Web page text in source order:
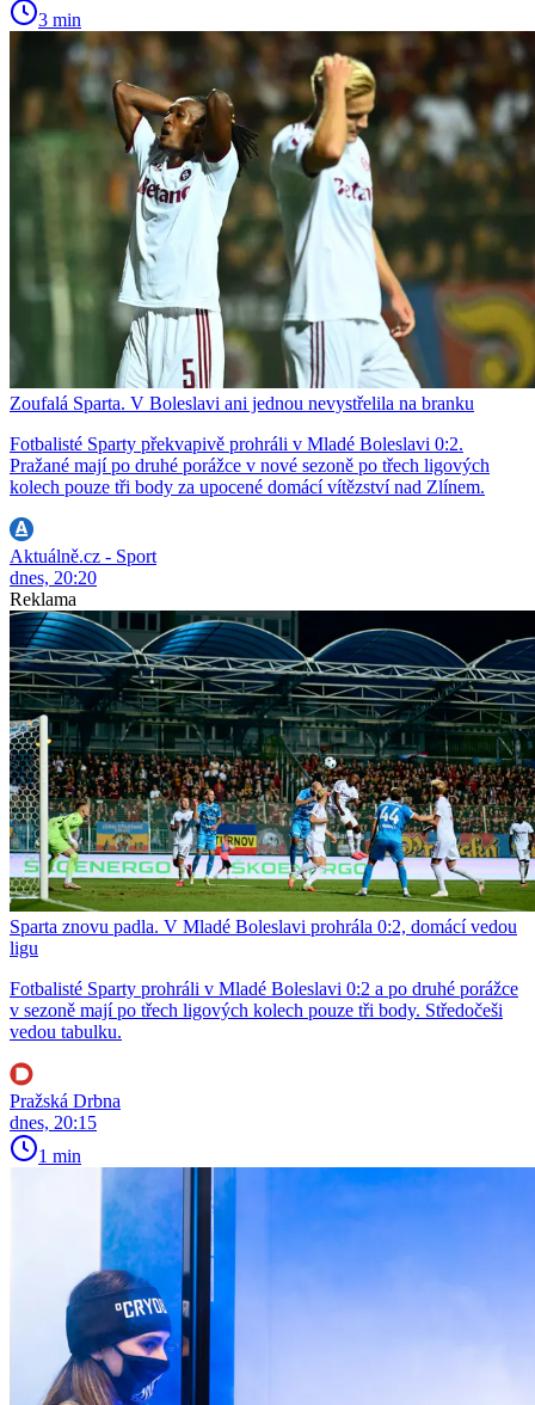
3 min
Zoufalá Sparta. V Boleslavi ani jednou nevystřelila na branku
Fotbalisté Sparty překvapivě prohráli v Mladé Boleslavi 0:2.
Pražané mají po druhé porážce v nové sezoně po třech ligových
kolech pouze tři body za upocené domácí vítězství nad Zlínem.
Aktuálně.cz - Sport
dnes, 20:20
Reklama
Sparta znovu padla. V Mladé Boleslavi prohrála 0:2, domácí vedou
ligu
Fotbalisté Sparty prohráli v Mladé Boleslavi 0:2 a po druhé porážce
v sezoně mají po třech ligových kolech pouze tři body. Středočeši
vedou tabulku.
Pražská Drbna
dnes, 20:15
1 min